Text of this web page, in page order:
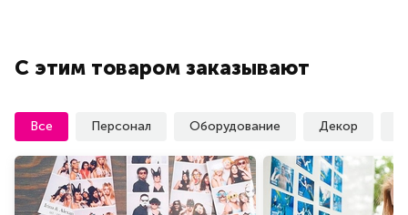
С этим товаром заказывают
Все Персонал Оборудование Декор